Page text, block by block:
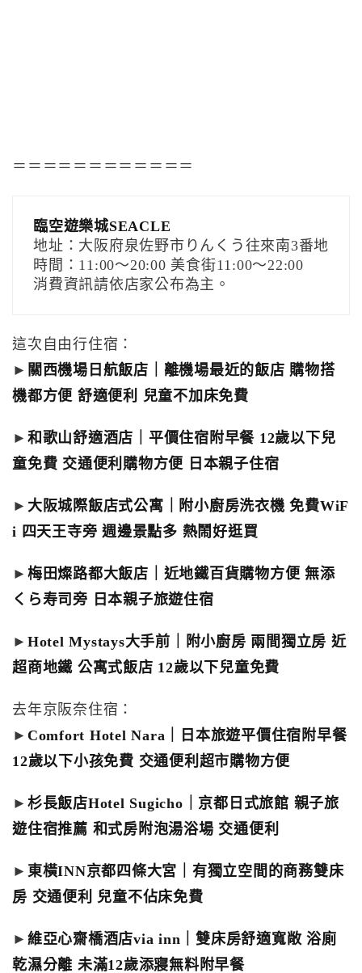
＝＝＝＝＝＝＝＝＝＝＝＝
臨空遊樂城SEACLE
地址：大阪府泉佐野市りんくう往來南3番地
時間：11:00～20:00 美食街11:00～22:00
消費資訊請依店家公布為主。
這次自由行住宿：
► 關西機場日航飯店｜離機場最近的飯店 購物搭
機都方便 舒適便利 兒童不加床免費
► 和歌山舒適酒店｜平價住宿附早餐 12歲以下兒
童免費 交通便利購物方便 日本親子住宿
► 大阪城際飯店式公寓｜附小廚房洗衣機 免費WiF
i 四天王寺旁 週邊景點多 熱鬧好逛買
► 梅田燦路都大飯店｜近地鐵百貨購物方便 無添
くら寿司旁 日本親子旅遊住宿
► Hotel Mystays大手前｜附小廚房 兩間獨立房 近
超商地鐵 公寓式飯店 12歲以下兒童免費
去年京阪奈住宿：
► Comfort Hotel Nara｜日本旅遊平價住宿附早餐
12歲以下小孩免費 交通便利超市購物方便
► 杉長飯店Hotel Sugicho｜京都日式旅館 親子旅
遊住宿推薦 和式房附泡湯浴場 交通便利
► 東橫INN京都四條大宮｜有獨立空間的商務雙床
房 交通便利 兒童不佔床免費
► 維亞心齋橋酒店via inn｜雙床房舒適寬敞 浴廁
乾濕分離 未滿12歲添寢無料附早餐